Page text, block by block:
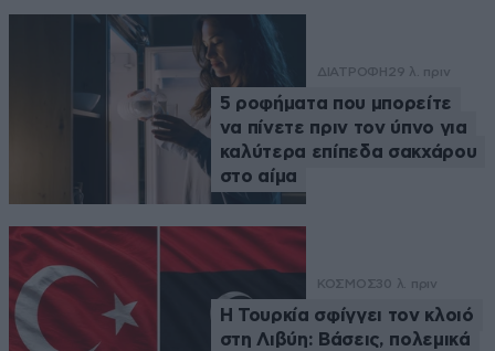
ΔΙΑΤΡΟΦΗ 29 λ. πριν
5 ροφήματα που μπορείτε
να πίνετε πριν τον ύπνο για
καλύτερα επίπεδα σακχάρου
στο αίμα
ΚΟΣΜΟΣ30 λ. πριν
Η Τουρκία σφίγγει τον κλοιό
στη Λιβύη: Βάσεις, πολεμικά